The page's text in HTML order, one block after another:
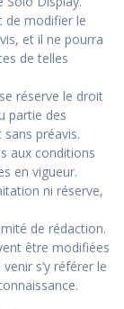
de modifier le
et il ne pourra
de telles
réserve le droit
partie des
préavis.
aux conditions
en vigueur.
ni réserve,
de rédaction.
être modifiées
s’y référer le